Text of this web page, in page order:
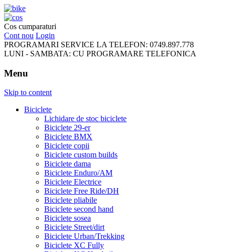
FreeRideBikes
Cos cumparaturi
Cont nou Login
PROGRAMARI SERVICE LA TELEFON: 0749.897.778
LUNI - SAMBATA: CU PROGRAMARE TELEFONICA
Menu
Skip to content
Biciclete
Lichidare de stoc biciclete
Biciclete 29-er
Biciclete BMX
Biciclete copii
Biciclete custom builds
Biciclete dama
Biciclete Enduro/AM
Biciclete Electrice
Biciclete Free Ride/DH
Biciclete pliabile
Biciclete second hand
Biciclete sosea
Biciclete Street/dirt
Biciclete Urban/Trekking
Biciclete XC Fully